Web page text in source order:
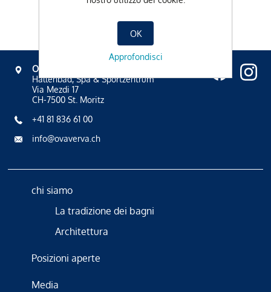
OVAVERVA
Hallenbad, Spa & Sportzentrum
Via Mezdi 17
CH-7500 St. Moritz
+41 81 836 61 00
info@ovaverva.ch
chi siamo
La tradizione dei bagni
Architettura
Posizioni aperte
Media
OK
Approfondisci